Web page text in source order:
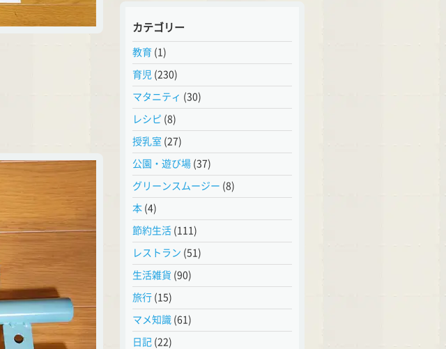
カテゴリー
教育 (1)
育児 (230)
マタニティ (30)
レシピ (8)
授乳室 (27)
公園・遊び場 (37)
グリーンスムージー (8)
本 (4)
節約生活 (111)
レストラン (51)
生活雑貨 (90)
旅行 (15)
マメ知識 (61)
日記 (22)